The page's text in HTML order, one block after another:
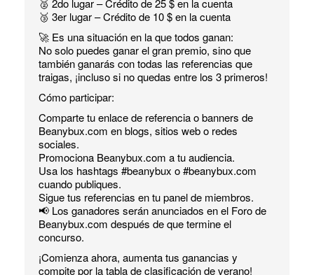
🥉 3er lugar – Crédito de 10 $ en la cuenta
🚀 Es una situación en la que todos ganan:
No solo puedes ganar el gran premio, sino que
también ganarás con todas las referencias que
traigas, ¡incluso si no quedas entre los 3 primeros!
Cómo participar:
Comparte tu enlace de referencia o banners de
Beanybux.com en blogs, sitios web o redes
sociales.
Promociona Beanybux.com a tu audiencia.
Usa los hashtags #beanybux o #beanybux.com
cuando publiques.
Sigue tus referencias en tu panel de miembros.
📢 Los ganadores serán anunciados en el Foro de
Beanybux.com después de que termine el
concurso.
¡Comienza ahora, aumenta tus ganancias y
compite por la tabla de clasificación de verano!